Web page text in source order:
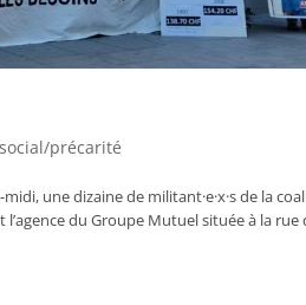
social/précarité
une dizaine de militant·e·x·s de la
du Groupe Mutuel située à la rue